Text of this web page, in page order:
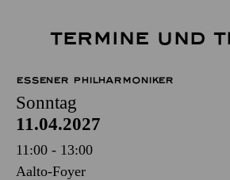
TERMINE UND
ESSENER PHILHARMONIKER
Sonntag
11.04.2027
11:00 - 13:00
Aalto-Foyer